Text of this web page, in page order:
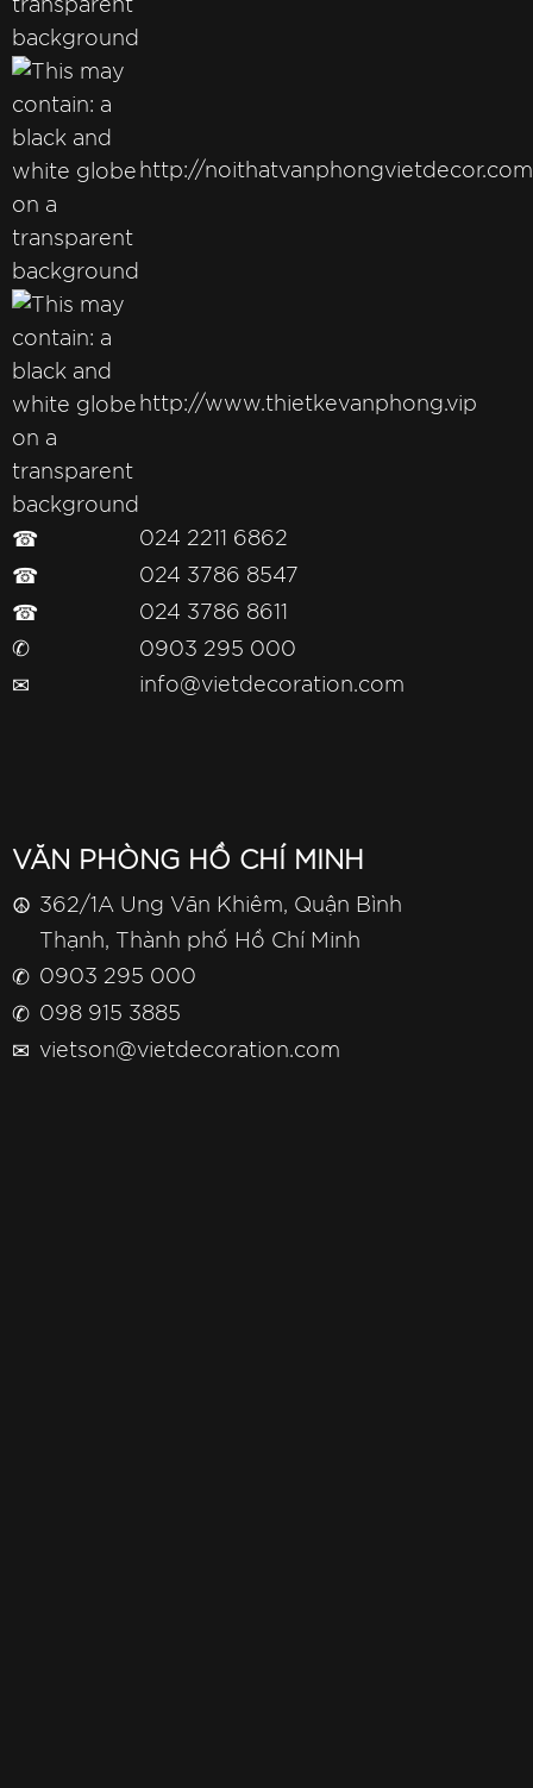
http://
http://www.thietkevanphong.vip
☎ 024 2211 6862
☎ 024 3786 8547
☎
024 3786 8611
✆
0903 295 000
✉ info@vietdecoration.com
VĂN PHÒNG HỒ CHÍ MINH
☮ 362/1A Ung Văn Khiêm, Quận Bình
Thạnh, Thành phố Hồ Chí Minh
✆ 0903 295 000
✆ 098 915 3885
✉ vietson@vietdecoration.com